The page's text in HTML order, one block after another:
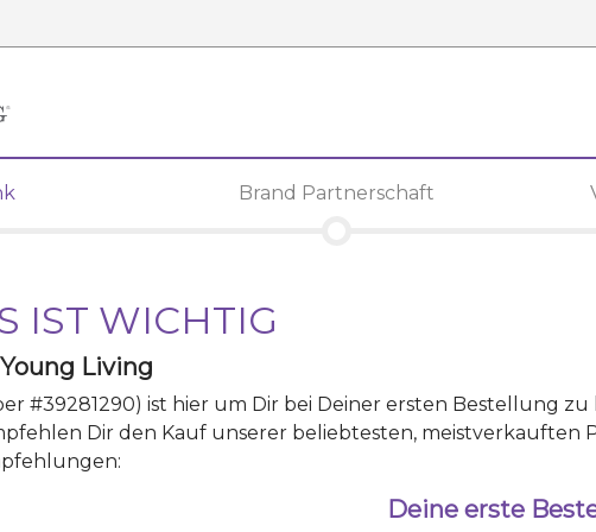
Brand Partnerschaft
IST WICHTIG
Living
#39281290) ist hier um Dir bei Deiner ersten Bestellung
Dir den Kauf unserer beliebtesten, meistverkauften
Deine erste